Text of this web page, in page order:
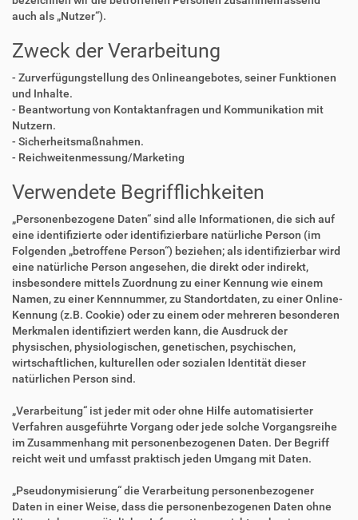
auch als „Nutzer“).
Zweck der Verarbeitung
- Zurverfügungstellung des Onlineangebotes, seiner Funktionen
und Inhalte.
- Beantwortung von Kontaktanfragen und Kommunikation mit
Nutzern.
- Sicherheitsmaßnahmen.
- Reichweitenmessung/Marketing
Verwendete Begrifflichkeiten
„Personenbezogene Daten“ sind alle Informationen, die sich auf
eine identifizierte oder identifizierbare natürliche Person (im
Folgenden „betroffene Person“) beziehen; als identifizierbar wird
eine natürliche Person angesehen, die direkt oder indirekt,
insbesondere mittels Zuordnung zu einer Kennung wie einem
Namen, zu einer Kennnummer, zu Standortdaten, zu einer Online-
Kennung (z.B. Cookie) oder zu einem oder mehreren besonderen
Merkmalen identifiziert werden kann, die Ausdruck der
physischen, physiologischen, genetischen, psychischen,
wirtschaftlichen, kulturellen oder sozialen Identität dieser
natürlichen Person sind.
„Verarbeitung“ ist jeder mit oder ohne Hilfe automatisierter
Verfahren ausgeführte Vorgang oder jede solche Vorgangsreihe
im Zusammenhang mit personenbezogenen Daten. Der Begriff
reicht weit und umfasst praktisch jeden Umgang mit Daten.
„Pseudonymisierung“ die Verarbeitung personenbezogener
Daten in einer Weise, dass die personenbezogenen Daten ohne